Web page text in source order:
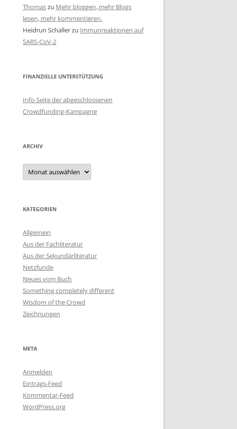
Thomaszu Mehr bloggen, mehr Blogs
lesen, mehr kommentieren.
Heidrun Schallerzu Immunreaktionen auf
SARS-CoV-2
FINANZIELLE UNTERSTÜTZUNG
Info-Seite der abgeschlossenen
Crowdfunding-Kampagne
ARCHIV
Archiv
KATEGORIEN
Allgemein
Aus der Fachliteratur
Aus der Sekundärliteratur
Netzfunde
Neues vom Buch
Something completely different
Wisdom of the Crowd
Zeichnungen
META
Anmelden
Eintrags-Feed
Kommentar-Feed
WordPress.org